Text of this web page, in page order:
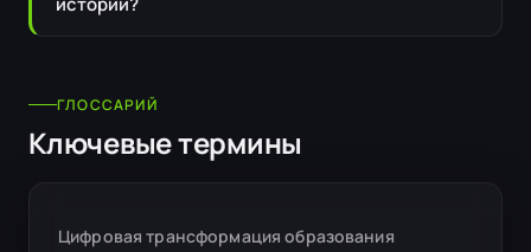
ГЛОССАРИЙ
Ключевые термины
Цифровая трансформация образования